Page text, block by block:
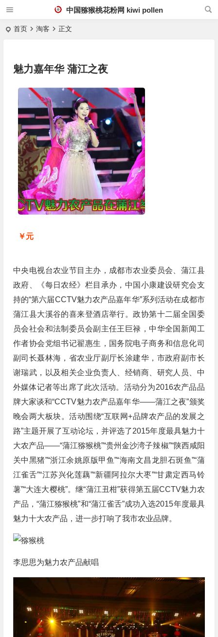
中国猕猴桃花粉网 kiwi pollen
首页 淘客 正文
魅力嘉年华 蒲江之夜
￥元
中央电视台农业节目主办，成都市农业委员会、蒲江县
政府、《每日农经》栏目承办，中国小康建设研究会支
持的“第六届CCTV魅力农产品嘉年华”系列活动在成都市
蒲江县大溪谷的喜来登酒店举行。政协第十二届全国委
员会社会和法制委员会副主任王巨禄，中华全国新闻工
作者协会党组书记翟惠生，国务院电子商务和信息化司
副司长聂林海，省农业厅副厅长涂建华，市政府副市长
谢瑞武，以及相关企业负责人、经销商、研究人员、中
外媒体记者等出席了此次活动。活动分为2016农产品品
牌大家谈和“CCTV魅力农产品嘉年华——蒲江之夜”颁奖
晚会两大板块。活动围绕“互联网+品牌农产品的发展之
路”主题开展了互动论坛，并评选了2015年度最具魅力十
大农产品——“蒲江猕猴桃”“贵州金沙湾子辣椒”“陕西咸阳
关中黑猪”“浙江余姚原版甲鱼”“海南文昌龙胆石斑鱼”“蒲
江雀舌”“江苏兴化莲藕”“新疆阿拉尔大枣”“甘肃定西马铃
薯”“大连大樱桃”。继“蒲江丑柑”获得第五届CCTV魅力农
产品，“蒲江猕猴桃”和“蒲江雀舌”成功入选2015年度最具
魅力十大农产品，进一步打响了我市农业品牌。
李思思为魅力农产品献唱